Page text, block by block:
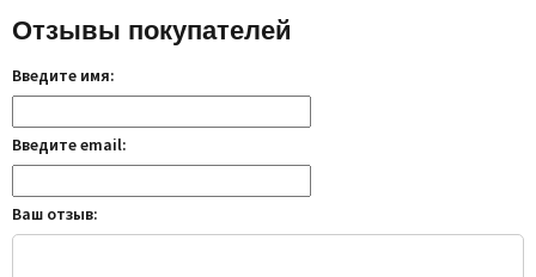
Отзывы покупателей
Введите имя:
Введите email:
Ваш отзыв: